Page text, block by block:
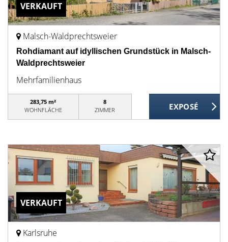
VERKAUFT
Malsch-Waldprechtsweier
Rohdiamant auf idyllischen Grundstück in Malsch-
Waldprechtsweier
Mehrfamilienhaus
283,75 m²
WOHNFLÄCHE
8
ZIMMER
VERKAUFT
Karlsruhe